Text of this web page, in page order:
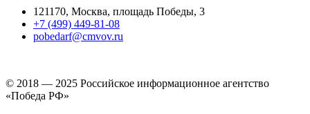
121170, Москва, площадь Победы, 3
+7 (499) 449-81-08
pobedarf@cmvov.ru
© 2018 — 2025 Российское информационное агентство
«Победа РФ»